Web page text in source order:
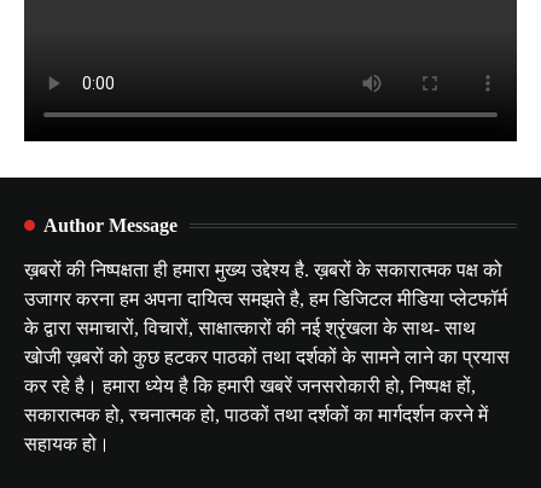
Author Message
ख़बरों की निष्पक्षता ही हमारा मुख्य उद्देश्य है. ख़बरों के सकारात्मक पक्ष को
उजागर करना हम अपना दायित्व समझते है, हम डिजिटल मीडिया प्लेटफॉर्म
के द्वारा समाचारों, विचारों, साक्षात्कारों की नई श्रृंखला के साथ- साथ
खोजी ख़बरों को कुछ हटकर पाठकों तथा दर्शकों के सामने लाने का प्रयास
कर रहे है। हमारा ध्येय है कि हमारी खबरें जनसरोकारी हो, निष्पक्ष हों,
सकारात्मक हो, रचनात्मक हो, पाठकों तथा दर्शकों का मार्गदर्शन करने में
सहायक हो।